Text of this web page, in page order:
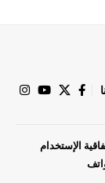
الإستخدام